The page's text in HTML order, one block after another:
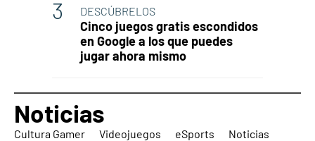
DESCÚBRELOS
Cinco juegos gratis escondidos
en Google a los que puedes
jugar ahora mismo
Noticias
Cultura Gamer Videojuegos eSports
Noticias